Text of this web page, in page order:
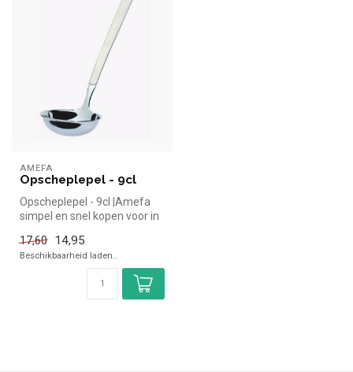
AMEFA
Opscheplepel - 9cl
Opscheplepel - 9cl |Amefa
simpel en snel kopen voor in
17,60
14,95
Beschikbaarheid laden..